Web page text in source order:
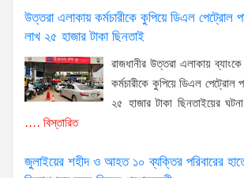
উত্তরা এলাকায় কর্মচারীকে কুপিয়ে ডিএল পেট্রোল
লাখ ২৫ হাজার টাকা ছিনতাই
রাজধানীর উত্তরা এলাকায়
কর্মচারীকে কুপিয়ে ডিএল পেট্রোল
২৫ হাজার টাকা ছিনতাইয়ের
.... বিস্তারিত
জুলাইয়ের শহীদ ও আহত ১০ ব্যক্তির পরিবারের